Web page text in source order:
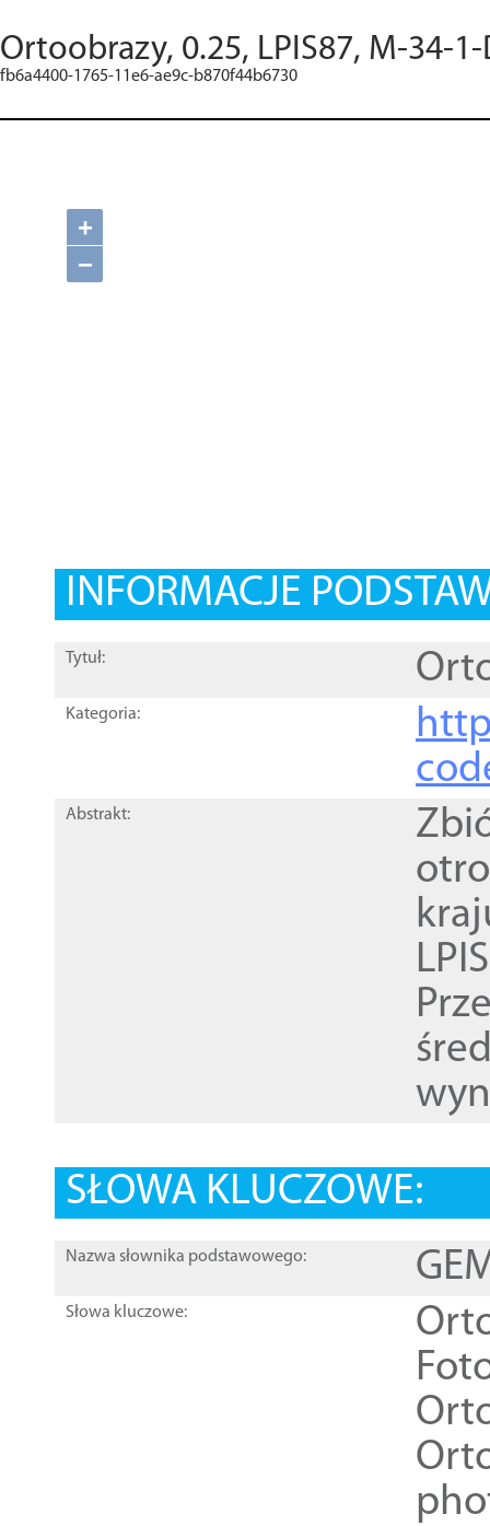
Ortoobrazy, 0.25, LPIS87, M-34-
fb6a4400-1765-11e6-ae9c-b870f44b6730
+
−
INFORMACJE
Tytuł:
Kategoria:
Abstrakt:
SŁOWA KLUCZOWE:
Nazwa słownika podstawowego:
Słowa kluczowe: